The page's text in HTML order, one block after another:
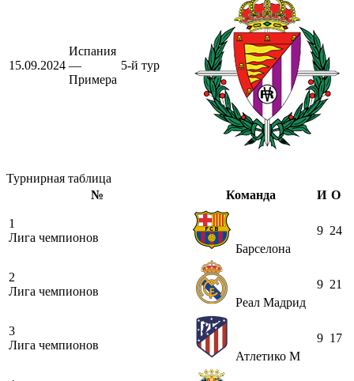
15.09.2024
Испания
—
Примера
5-й тур
Турнирная таблица
№
Команда И О
1
Лига чемпионов
Барселона
9 24
2
Лига чемпионов
Реал Мадрид
9 21
3
Лига чемпионов
Атлетико М
9 17